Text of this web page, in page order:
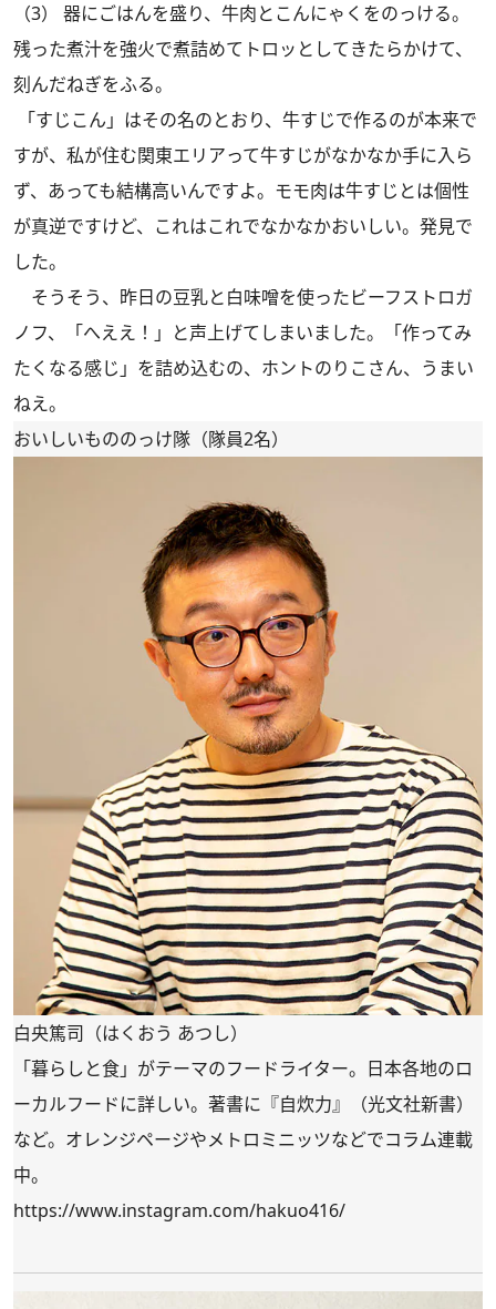
（3） 器にごはんを盛り、牛肉とこんにゃくをのっける。
残った煮汁を強火で煮詰めてトロッとしてきたらかけて、
刻んだねぎをふる。
「すじこん」はその名のとおり、牛すじで作るのが本来で
すが、私が住む関東エリアって牛すじがなかなか手に入ら
ず、あっても結構高いんですよ。モモ肉は牛すじとは個性
が真逆ですけど、これはこれでなかなかおいしい。発見で
した。
そうそう、昨日の豆乳と白味噌を使ったビーフストロガ
ノフ、「へええ！」と声上げてしまいました。「作ってみ
たくなる感じ」を詰め込むの、ホントのりこさん、うまい
ねえ。
おいしいもののっけ隊（隊員2名）
白央篤司（はくおう あつし）
「暮らしと食」がテーマのフードライター。日本各地のロ
ーカルフードに詳しい。著書に『自炊力』（光文社新書）
など。オレンジページやメトロミニッツなどでコラム連載
中。
https://www.instagram.com/hakuo416/